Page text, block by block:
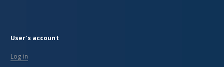
User's account
Log in